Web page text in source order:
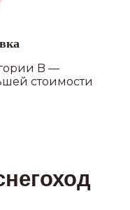
B —
стоимости